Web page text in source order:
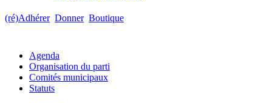
(ré)Adhérer Donner Boutique
Agenda
Organisation du parti
Comités municipaux
Statuts